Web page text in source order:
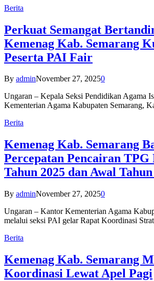
Berita
Perkuat Semangat
Kemenag Kab. Semarang
Peserta PAI Fair
By adminNovember 27, 20250
Ungaran – Kepala Seksi Pendidikan Agama
Kementerian Agama Kabupaten Semarang,
Berita
Kemenag Kab. Semarang
Percepatan Pencairan
Tahun 2025 dan Awal
By adminNovember 27, 20250
Ungaran – Kantor Kementerian Agama
melalui seksi PAI gelar Rapat Koordinasi
Berita
Kemenag Kab. Semarang
Koordinasi Lewat Apel Pagi